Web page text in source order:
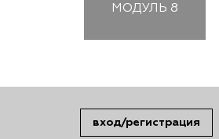
МОДУЛЬ 8
вход/регистрация